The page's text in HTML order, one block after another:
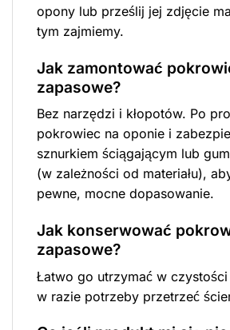
opony lub prześlij jej zdjęcie
tym zajmiemy.
Jak zamontować
zapasowe?
Bez narzędzi i kłopotów. Po
pokrowiec na oponie i
sznurkiem ściągającym lub
(w zależności od materiału),
pewne, mocne dopasowanie.
Jak konserwować
zapasowe?
Łatwo go utrzymać w
w razie potrzeby przetrzeć